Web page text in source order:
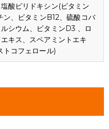
酸ピリドキシン(ビタミン
、ビタミンB12、硫酸コバ
シウム、ビタミンD3 、ロ
キス、スペアミントエキ
トコフェロール)